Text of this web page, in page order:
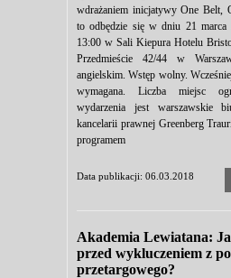
wdrażaniem inicjatywy One Belt,
to odbędzie się w dniu 21
13:00 w Sali Kiepura Hotelu
Przedmieście 42/44 w
angielskim. Wstęp wolny.
wymagana. Liczba miejsc
wydarzenia jest warszawskie
kancelarii prawnej Greenberg
programem
Data publikacji: 06.03.2018
Akademia Lewiatana:
przed wykluczeniem z
przetargowego?